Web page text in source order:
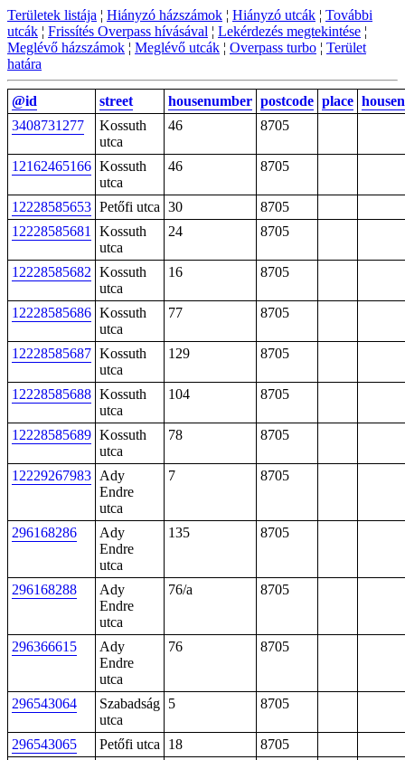
Területek listája ¦ Hiányzó házszámok ¦ Hiányzó utcák ¦ További
utcák ¦ Frissítés Overpass hívásával ¦ Lekérdezés megtekintése ¦
Meglévő házszámok ¦ Meglévő utcák ¦ Overpass turbo ¦ Terület
határa
@id street housenumber postcode place
3408731277
Kossuth
utca
46 8705
12162465166 Kossuth
utca
46 8705
12228585653 Petőfi utca 30
8705
12228585681
Kossuth
utca
24 8705
12228585682 Kossuth
utca
16 8705
12228585686 Kossuth
utca
77 8705
12228585687 Kossuth
utca
129 8705
12228585688 Kossuth
utca
104 8705
12228585689 Kossuth
utca
78 8705
12229267983 Ady
Endre
utca
7 8705
296168286
Ady
Endre
utca
135 8705
296168288
Ady
Endre
utca
76/a 8705
296366615
Ady
Endre
utca
76 8705
296543064
Szabadság
utca
5 8705
296543065 Petőfi utca 18
8705